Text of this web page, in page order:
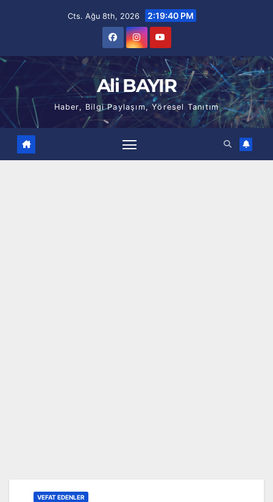
Cts. Ağu 8th, 2026 2:19:41 PM
Ali BAYIR
Haber, Bilgi Paylaşım, Yöresel Tanıtım
VEFAT EDENLER